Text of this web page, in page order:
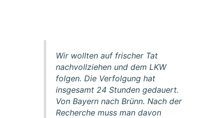
Wir wollten auf frischer Tat
nachvollziehen und dem LKW
folgen. Die Verfolgung hat
insgesamt 24 Stunden gedauert.
Von Bayern nach Brünn. Nach der
Recherche muss man davon